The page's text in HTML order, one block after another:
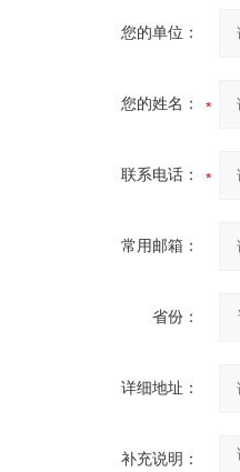
您的单位：
您的姓名：
联系电话：
常用邮箱：
省份：
详细地址：
补充说明：